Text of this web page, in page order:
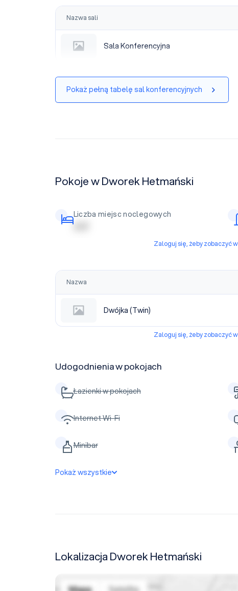
Nazwa sali
Sala Konferencyjna
Sala Konferencyjna
Pokaż pełną tabelę sal konferencyjnych
Pokoje w Dworek Hetmański
Liczba miejsc noclegowych
| | | | |
Zaloguj się, żeby zobaczyć
Nazwa
Dwójka (Twin)
Zaloguj się, żeby zobaczyć
Udogodnienia w pokojach
Łazienki w pokojach
Internet Wi-Fi
Minibar
Pokaż wszystkie
Lokalizacja Dworek Hetmański